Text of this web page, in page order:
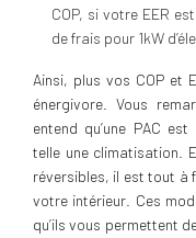
COP, si votre EER
de frais pour 1kW
Ainsi, plus vos COP et
énergivore. Vous
entend qu’une PAC
telle une climatisation.
réversibles, il est tout à
votre intérieur. Ces
qu’ils vous permettent